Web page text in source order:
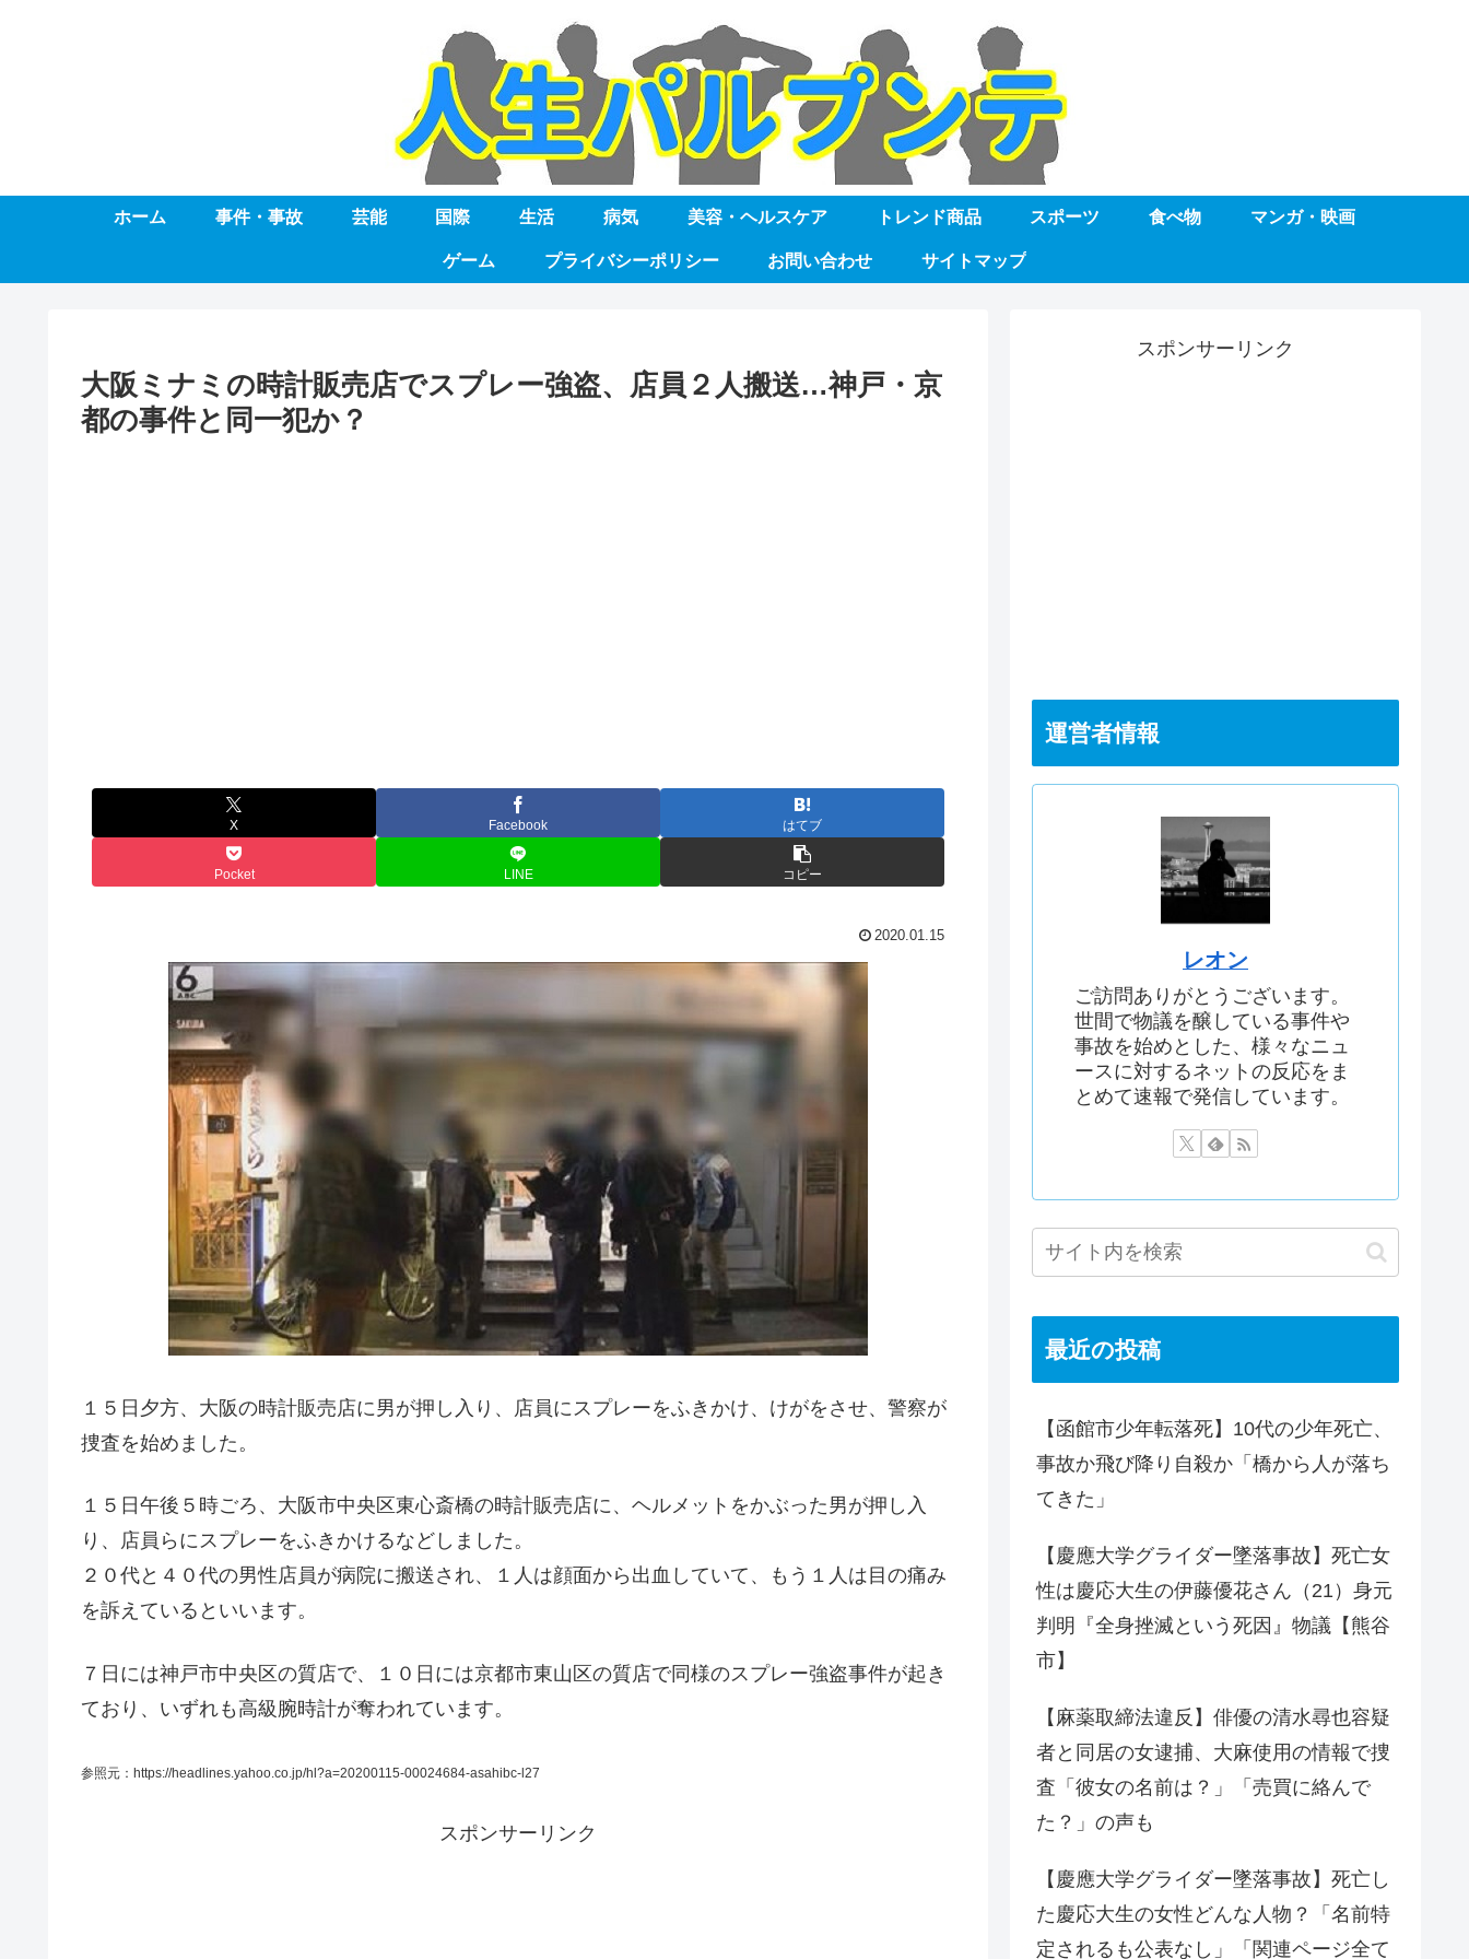
ホーム 事件・事故 芸能 国際 生活 病気 美容・ヘルスケア トレンド商品 スポーツ 食べ物 マンガ・映画
ゲーム プライバシーポリシー お問い合わせ サイトマップ
大阪ミナミの時計販売店でスプレー強盗、店員２人搬送…神戸・京
都の事件と同一犯か？
X Facebook はてブ
Pocket LINE コピー
2020.01.15
１５日夕方、大阪の時計販売店に男が押し入り、店員にスプレーをふきかけ、けがをさせ、警察が
捜査を始めました。
１５日午後５時ごろ、大阪市中央区東心斎橋の時計販売店に、ヘルメットをかぶった男が押し入
り、店員らにスプレーをふきかけるなどしました。
２０代と４０代の男性店員が病院に搬送され、１人は顔面から出血していて、もう１人は目の痛み
を訴えているといいます。
７日には神戸市中央区の質店で、１０日には京都市東山区の質店で同様のスプレー強盗事件が起き
ており、いずれも高級腕時計が奪われています。
参照元：https://headlines.yahoo.co.jp/hl?a=20200115-00024684-asahibc-l27
スポンサーリンク
スポンサーリンク
運営者情報
レオン
ご訪問ありがとうございます。
世間で物議を醸している事件や
事故を始めとした、様々なニュ
ースに対するネットの反応をま
とめて速報で発信しています。
最近の投稿
【函館市少年転落死】10代の少年死亡、
事故か飛び降り自殺か「橋から人が落ち
てきた」
【慶應大学グライダー墜落事故】死亡女
性は慶応大生の伊藤優花さん（21）身元
判明『全身挫滅という死因』物議【熊谷
市】
【麻薬取締法違反】俳優の清水尋也容疑
者と同居の女逮捕、大麻使用の情報で捜
査「彼女の名前は？」「売買に絡んで
た？」の声も
【慶應大学グライダー墜落事故】死亡し
た慶応大生の女性どんな人物？「名前特
定されるも公表なし」「関連ページ全て